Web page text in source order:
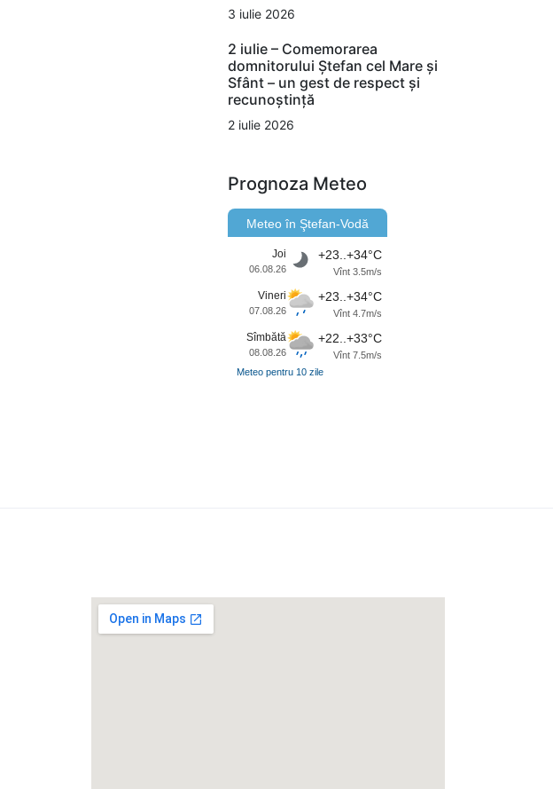
3 iulie 2026
2 iulie – Comemorarea
domnitorului Ștefan cel Mare și
Sfânt – un gest de respect și
recunoștință
2 iulie 2026
Prognoza Meteo
Meteo în Ştefan-Vodă
Joi
06.08.26
+23..+34°C
Vînt 3.5m/s
Vineri
07.08.26
+23..+34°C
Vînt 4.7m/s
Sîmbătă
08.08.26
+22..+33°C
Vînt 7.5m/s
Meteo pentru 10 zile